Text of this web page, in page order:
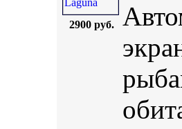
2900 руб.